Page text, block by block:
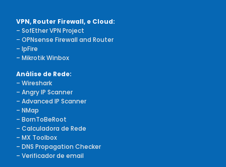
VPN, Router Firewall, e Cloud:
– SofEther VPN Project
–OPNsense Firewall and Router
– IpFire
– Mikrotik Winbox
Análise de Rede:
– Wireshark
– Angry IP Scanner
– Advanced IP Scanner
– NMap
– BornToBeRoot
– Calculadora de Rede
– MX Toolbox
– DNS Propagation Checker
– Verificador de email